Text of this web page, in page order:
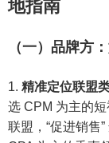
地指南
（一）品牌方
精准定位联盟
选 CPM 为主的
联盟，“促进销售